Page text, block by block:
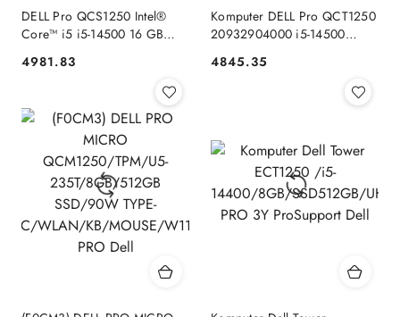
DELL Pro QCS1250 Intel®
Core™ i5 i5-14500 16 GB
Windows 11 Pro Wąski PC
Cena:
4981.83
Komputer DELL Pro QCT1250
20932904000 i5-14500
SSD Windows 11 Pro Tower
Cena:
4845.35